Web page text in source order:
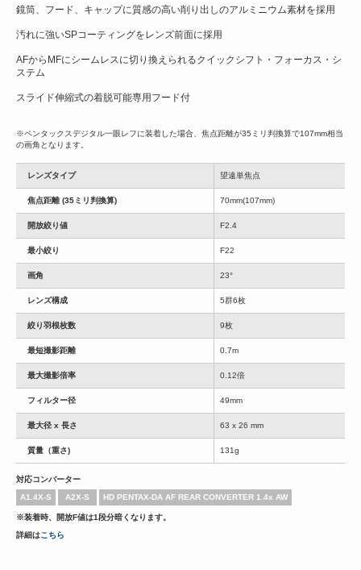
鏡筒、フード、キャップに質感の高い削り出しのアルミニウム素材を採用
汚れに強いSPコーティングをレンズ前面に採用
AFからMFにシームレスに切り換えられるクイックシフト・フォーカス・シ
ステム
スライド伸縮式の着脱可能専用フード付
※ペンタックスデジタル一眼レフに装着した場合、焦点距離が35ミリ判換算で107mm相当
の画角となります。
レンズタイプ 望遠単焦点
焦点距離 (35ミリ判換算) 70mm(107mm)
開放絞り値 F2.4
最小絞り F22
画角 23°
レンズ構成 5群6枚
絞り羽根枚数 9枚
最短撮影距離 0.7m
最大撮影倍率 0.12倍
フィルター径 49mm
最大径 x 長さ 63 x 26 mm
質量（重さ) 131g
対応コンバーター
A1.4X-S
A2X-S HD PENTAX-DA AF REAR CONVERTER 1.4x AW
※装着時、開放F値は1段分暗くなります。
詳細はこちら